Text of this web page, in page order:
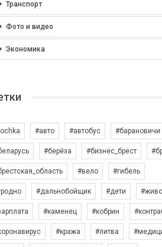
Транспорт
Фото и видео
Экономика
#авто #автобус #барановичи
#берёза #бизнес_брест
#вело #гибель
#дальнобойщик #дети
#каменец #кобрин
#кража #литва